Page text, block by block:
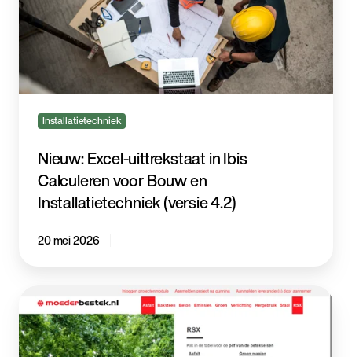
in
Ibis
Calculeren
Bouw
en
Installatietechniek
(versie
4.2)
Installatietechniek
Nieuw: Excel-uittrekstaat in Ibis
Calculeren voor Bouw en
Installatietechniek (versie 4.2)
20 mei 2026
duurzaamheidsteksten
Moederbestek.nl
2026